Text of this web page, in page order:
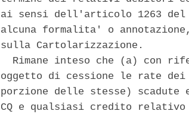
ai sensi dell'articolo 1263
alcuna formalita' o
sulla Cartolarizzazione.
Rimane inteso che (a) con
oggetto di cessione le rate
porzione delle stesse) scadute
CQ e qualsiasi credito